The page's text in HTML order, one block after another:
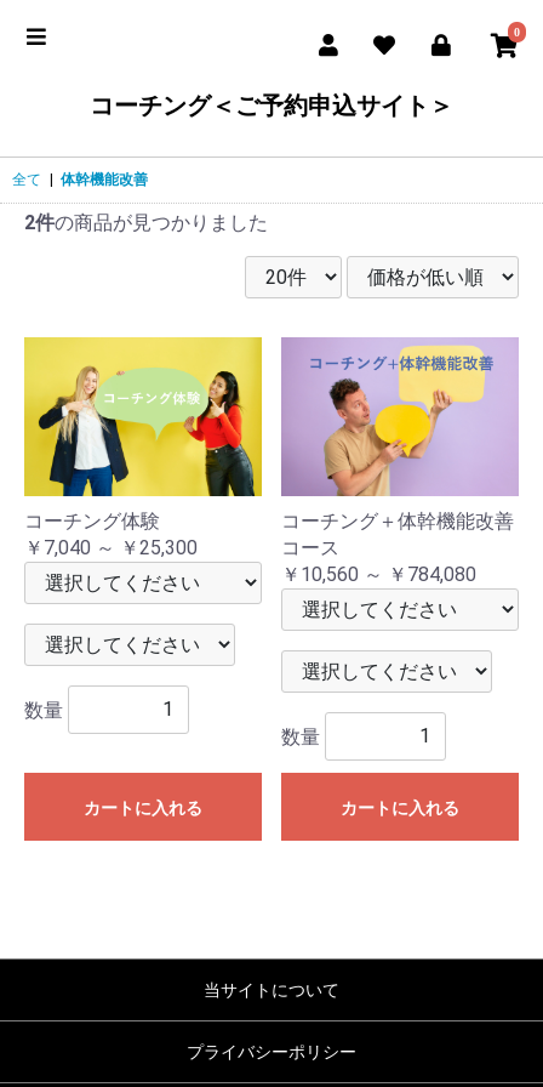
0
コーチング＜ご予約申込サイト＞
全て 体幹機能改善
2件の商品が見つかりました
コーチング体験
￥7,040 ～ ￥25,300
数量
カートに入れる
コーチング＋体幹機能改善
コース
￥10,560 ～ ￥784,080
数量
カートに入れる
当サイトについて
プライバシーポリシー